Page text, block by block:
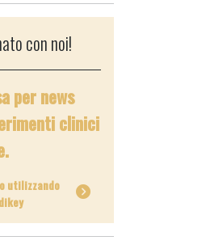
con noi!
per news
clinici
utilizzando